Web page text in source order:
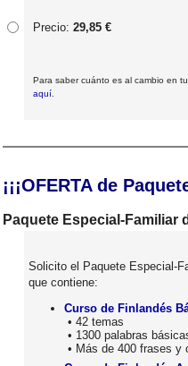
Precio: 29,85 €
Para saber cuánto es al cambio en
aquí
¡¡¡OFERTA de
Paquete Especial-Familiar
Solicito el Paquete Especial-
que contiene:
Curso de Finlandés
• 42 temas
• 1300 palabras
• Más de 400 frases y